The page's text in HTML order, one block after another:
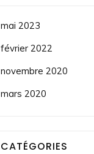
mai 2023
février 2022
novembre 2020
mars 2020
CATÉGORIES